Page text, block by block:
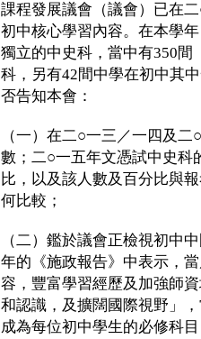
課程發展議會（議會）已在
初中核心學習內容。在本學
獨立的中史科，當中有350間
科，另有42間中學在初中其
否告知本會：
（一）在二○一三／一四及
數；二○一五年文憑試中史科
比，以及該人數及百分比與
何比較；
（二）鑑於議會正檢視初中
年的《施政報告》中表示，
容，豐富學習經歷及加強師
和認識，及擴闊國際視野」
成為每位初中學生的必修科